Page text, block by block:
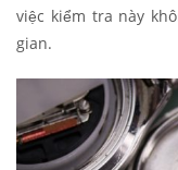
việc kiểm tra này
gian.